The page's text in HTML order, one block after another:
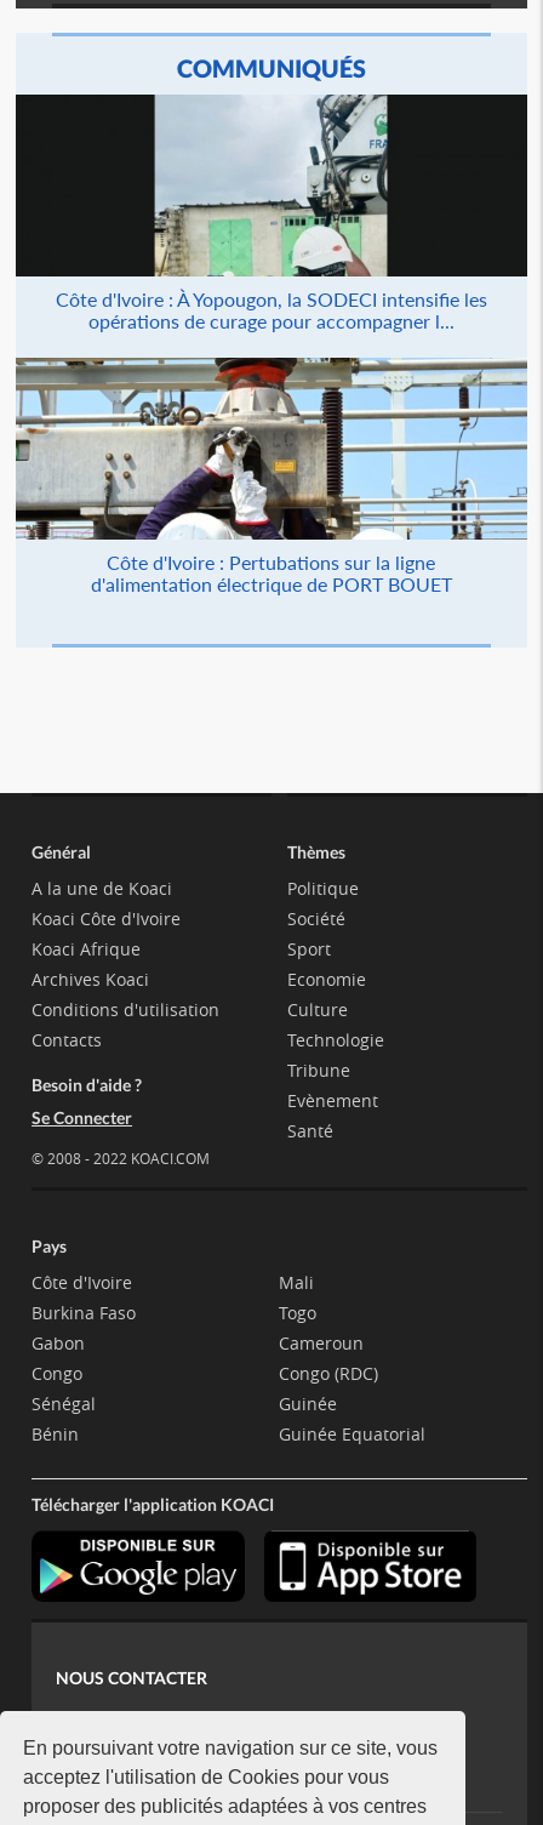
En poursuivant votre navigation sur ce site, vous
acceptez l'utilisation de Cookies pour vous
proposer des publicités adaptées à vos centres
COMMUNIQUÉS
Côte d'Ivoire : À Yopougon, la SODECI intensifie les
opérations de curage pour accompagner l...
Côte d'Ivoire : Pertubations sur la ligne
d'alimentation électrique de PORT BOUET
Général
A la une de Koaci
Koaci Côte d'Ivoire
Koaci Afrique
Archives Koaci
Conditions d'utilisation
Contacts
Besoin d'aide ?
Se Connecter
© 2008 - 2022 KOACI.COM
Thèmes
Politique
Société
Sport
Economie
Culture
Technologie
Tribune
Evènement
Santé
Pays
Côte d'Ivoire
Burkina Faso
Gabon
Congo
Sénégal
Bénin
Mali
Togo
Cameroun
Congo (RDC)
Guinée
Guinée Equatorial
Télécharger l'application KOACI
NOUS CONTACTER
koaci@yahoo.fr
+225 07 08 85 52 93